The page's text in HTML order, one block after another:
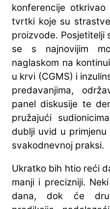
konferencije
tvrtki koje su
proizvode. Posjetitelji
se s najnovijim
naglaskom na
u krvi (CGMS) i
predavanjima,
panel diskusije te
pružajući
dublji uvid u
svakodnevnoj praksi.
Ukratko bih htio reći
manji i precizniji.
dana, dok će